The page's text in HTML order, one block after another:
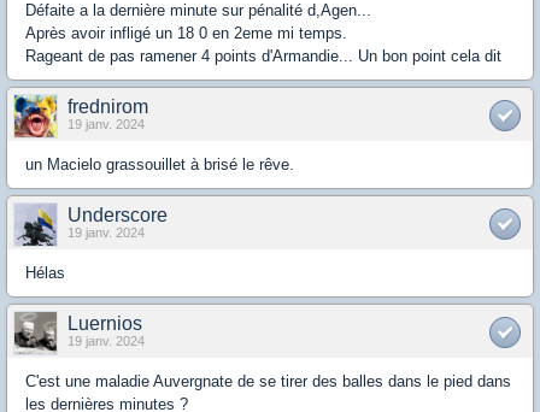
Défaite a la dernière minute sur pénalité d,Agen...
Après avoir infligé un 18 0 en 2eme mi temps.
Rageant de pas ramener 4 points d'Armandie... Un bon point cela dit
frednirom
19 janv. 2024
un Macielo grassouillet à brisé le rêve.
Underscore
19 janv. 2024
Hélas
Luernios
19 janv. 2024
C'est une maladie Auvergnate de se tirer des balles dans le pied dans
les dernières minutes ?